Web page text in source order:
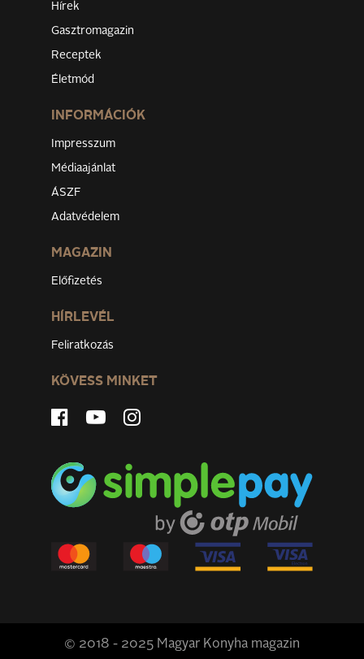
Hírek
Gasztromagazin
Receptek
Életmód
INFORMÁCIÓK
Impresszum
Médiaajánlat
ÁSZF
Adatvédelem
MAGAZIN
Előfizetés
HÍRLEVÉL
Feliratkozás
KÖVESS MINKET
© 2018 - 2025 Magyar Konyha magazin